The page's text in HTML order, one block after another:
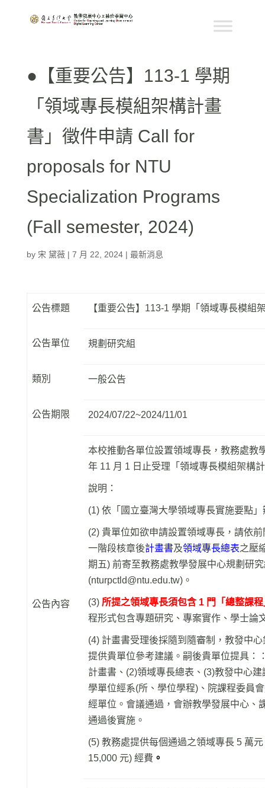
●【重要公告】113-1 學期
「領域專長模組架構計畫
書」徵件申請 Call for
proposals for NTU
Specialization Programs
(Fall semester, 2024)
by 宋 黛薇| 7 月 22, 2024| 最新消息
公告標題 【重要公告】113-1 學期「領域專長模組
公告單位 規劃研究組
類別 一般公告
公告期限 2024/07/22~2024/11/01
公告內容
本校推動各單位設置領域專長，教務處教
年 11 月 1 日止受理「領域專長模組架構
說明：
(1) 依 「國立臺灣大學領域專長實施要點」
(2) 貴單位如欲申請設置領域專長，請依
一階段核章後計畫書及領域專長總表之壓
期五) 前寄至教務處教學發展中心規劃研
(nturpctld@ntu.edu.tw)。
(3) 所提之領域專長須包含 1 門「總整課
程形式包含專題研究、專案實作、學士論
(4) 計畫書受理後採隨到隨審制，教發中
提供貴單位參考建議。嗣後貴單位提具：
計畫書、(2)領域專長總表、(3)教發中心
學單位經系(所、學位學程)、院課程委員
經單位。會議通過，會辦教學發展中心、
通過後實施。
(5) 教務處提供每個通過之領域專長 5 萬
15,000 元) 經費 。